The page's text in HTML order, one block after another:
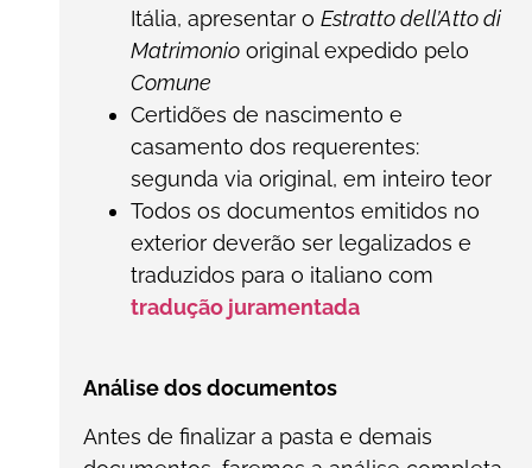
Itália, apresentar o Estratto dell’Atto di
Matrimonio original expedido pelo
Comune
Certidões de nascimento e
casamento dos requerentes:
segunda via original, em inteiro teor
Todos os documentos emitidos no
exterior deverão ser legalizados e
traduzidos para o italiano com
tradução juramentada
Análise dos documentos
Antes de finalizar a pasta e demais